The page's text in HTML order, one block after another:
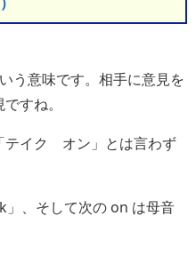
う意味です。相手に意見を
すね。
テイク オン」とは言わず
、そして次の on は母音